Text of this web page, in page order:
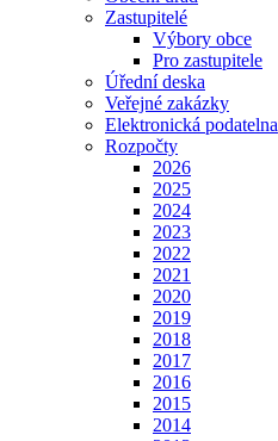
Zastupitelé
Výbory obce
Pro zastupitele
Úřední deska
Veřejné zakázky
Elektronická podatelna
Rozpočty
2026
2025
2024
2023
2022
2021
2020
2019
2018
2017
2016
2015
2014